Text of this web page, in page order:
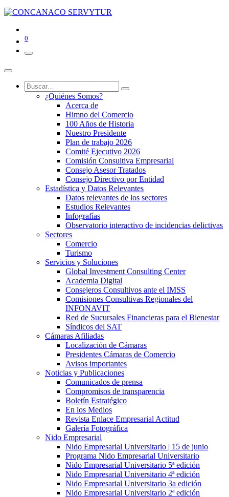
0
¿Quiénes Somos?
Acerca de
Himno del Comercio
100 Años de Historia
Nuestro Presidente
Plan de trabajo 2026
Comité Ejecutivo 2026
Comisión Consultiva Empresarial
Consejo Asesor Tratados
Consejo Directivo por Entidad
Estadística y Datos Relevantes
Datos relevantes de los sectores
Estudios Relevantes
Infografías
Observatorio interactivo de incidencias delictivas
Sectores
Comercio
Turismo
Servicios y Soluciones
Global Investment Consulting Center
Academia Digital
Consejeros Consultivos ante el IMSS
Comisiones Consultivas Regionales del
INFONAVIT
Red de Sucursales Financieras para el Bienestar
Síndicos del SAT
Cámaras Afiliadas
Localización de Cámaras
Presidentes Cámaras de Comercio
Avisos importantes
Noticias y Publicaciones
Comunicados de prensa
Compromisos de transparencia
Boletín Estratégico
En los Medios
Revista Enlace Empresarial Actitud
Galería Fotográfica
Nido Empresarial
Nido Empresarial Universitario | 15 de junio
Programa Nido Empresarial Universitario
Nido Empresarial Universitario 5ª edición
Nido Empresarial Universitario 4ª edición
Nido Empresarial Universitario 3a edición
Nido Empresarial Universitario 2ª edición